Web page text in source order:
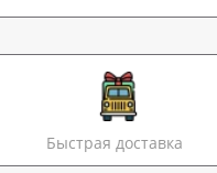
Быстрая доставка